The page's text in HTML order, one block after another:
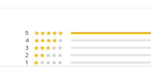
platform or service agency,
5
4
3
2
1